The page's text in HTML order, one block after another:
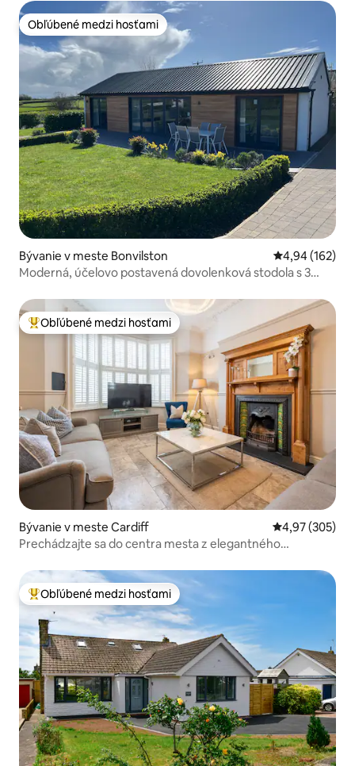
Obľúbené medzi hosťami
Obľúbené medzi hosťami
Bývanie v meste Bonvilston Priemerné
4,94 (162)
Moderná, účelovo postavená dovolenková stodola s 3
Najobľúbenejšie medzi hosťami
Obľúbené medzi hosťami
Bývanie v meste Cardiff Priemerné
4,97 (305)
Prechádzajte sa do centra mesta z elegantného
Najobľúbenejšie medzi hosťami
Obľúbené medzi hosťami